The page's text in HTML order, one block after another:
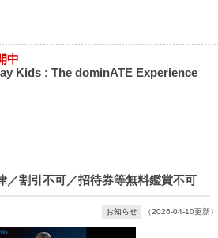
中
Kids : The dominATE Experience
／割引不可／招待券等無料鑑賞不可
お知らせ （2026-04-10更新）